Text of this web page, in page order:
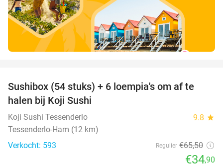
47%
Sushibox (54 stuks) + 6 loempia's om af te
halen bij Koji Sushi
Koji Sushi Tessenderlo 9.8 star
Tessenderlo-Ham (12 km)
Verkocht: 593
Regulier €65,50
€34,90